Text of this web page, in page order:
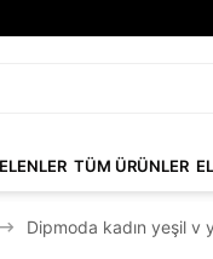
TÜM ÜRÜNLER
Dipmoda kadın yeşil v